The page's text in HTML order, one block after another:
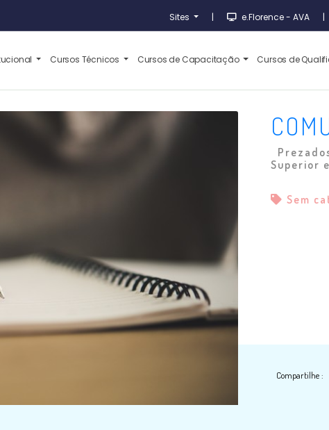
Sites | e.Florence - AVA |
Cursos Técnicos Cursos de Capacitação Cursos de
Superior
Sem
Compartilhe :